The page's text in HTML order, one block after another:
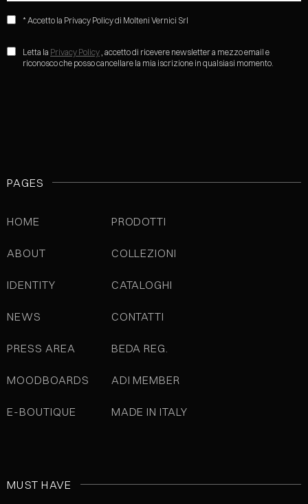
* Accetto la Privacy Policy di Molteni Vernici Srl
Letta la Privacy Policy , accetto di ricevere newsletter a mezzo email e
riconosco che posso cancellare la mia iscrizione in qualsiasi momento.
PAGES
HOME
ABOUT
IDENTITY
NEWS
PRESS AREA
MOODBOARDS
E-BOUTIQUE
PRODOTTI
COLLEZIONI
CATALOGHI
CONTATTI
BEDA REG.
ADI MEMBER
MADE IN ITALY
MUST HAVE